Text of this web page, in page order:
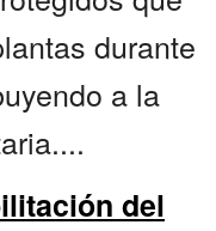
durante
a la
del